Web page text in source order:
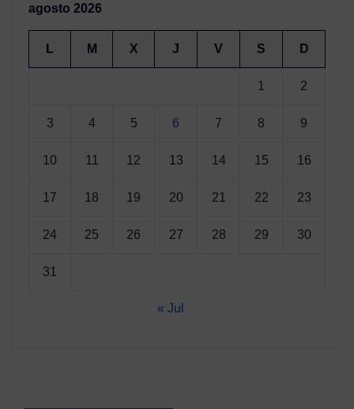
agosto 2026
L M X J V S D
1 2
3 4 5 6 7 8 9
10 11 12 13 14 15 16
17 18 19 20 21 22 23
24 25 26 27 28 29 30
31
« Jul